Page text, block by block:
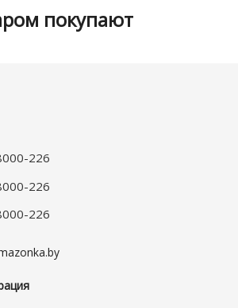
покупают
226
226
226